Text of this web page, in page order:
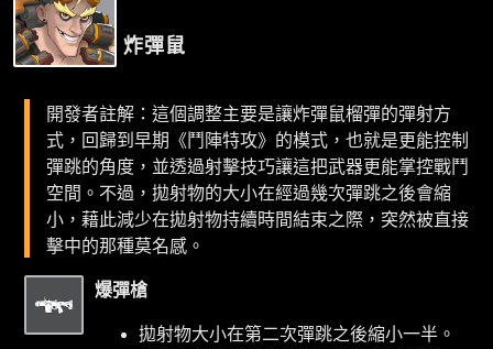
炸彈鼠
開發者註解：這個調整主要是讓炸彈鼠榴彈的彈射方
式，回歸到早期《鬥陣特攻》的模式，也就是更能控制
彈跳的角度，並透過射擊技巧讓這把武器更能掌控戰鬥
空間。不過，拋射物的大小在經過幾次彈跳之後會縮
小，藉此減少在拋射物持續時間結束之際，突然被直接
擊中的那種莫名感。
爆彈槍
拋射物大小在第二次彈跳之後縮小一半。